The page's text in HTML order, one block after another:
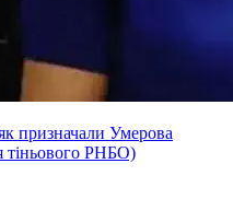
призначали Умерова
тіньового РНБО)